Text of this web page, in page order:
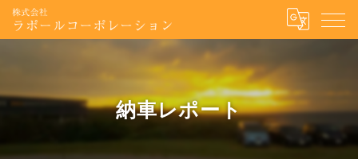
納車レポート